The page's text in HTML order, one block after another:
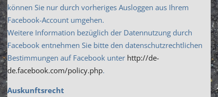
können Sie nur durch vorheriges Ausloggen aus Ihrem
Facebook-Account umgehen.
Weitere Information bezüglich der Datennutzung durch
Facebook entnehmen Sie bitte den datenschutzrechtlichen
Bestimmungen auf Facebook unter http://de-
de.facebook.com/policy.php.
Auskunftsrecht